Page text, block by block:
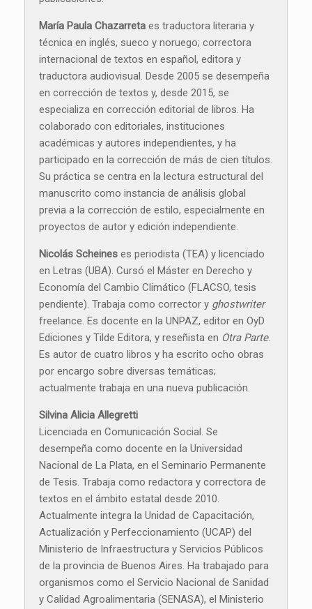
María Paula Chazarreta es traductora literaria y
técnica en inglés, sueco y noruego; correctora
internacional de textos en español, editora y
traductora audiovisual. Desde 2005 se desempeña
en corrección de textos y, desde 2015, se
especializa en corrección editorial de libros. Ha
colaborado con editoriales, instituciones
académicas y autores independientes, y ha
participado en la corrección de más de cien títulos.
Su práctica se centra en la lectura estructural del
manuscrito como instancia de análisis global
previa a la corrección de estilo, especialmente en
proyectos de autor y edición independiente.
Nicolás Scheines es periodista (TEA) y licenciado
en Letras (UBA). Cursó el Máster en Derecho y
Economía del Cambio Climático (FLACSO, tesis
pendiente). Trabaja como corrector y ghostwriter
freelance. Es docente en la UNPAZ, editor en OyD
Ediciones y Tilde Editora, y reseñista en Otra Parte.
Es autor de cuatro libros y ha escrito ocho obras
por encargo sobre diversas temáticas;
actualmente trabaja en una nueva publicación.
Silvina Alicia Allegretti
Licenciada en Comunicación Social. Se
desempeña como docente en la Universidad
Nacional de La Plata, en el Seminario Permanente
de Tesis. Trabaja como redactora y correctora de
textos en el ámbito estatal desde 2010.
Actualmente integra la Unidad de Capacitación,
Actualización y Perfeccionamiento (UCAP) del
Ministerio de Infraestructura y Servicios Públicos
de la provincia de Buenos Aires. Ha trabajado para
organismos como el Servicio Nacional de Sanidad
y Calidad Agroalimentaria (SENASA), el Ministerio